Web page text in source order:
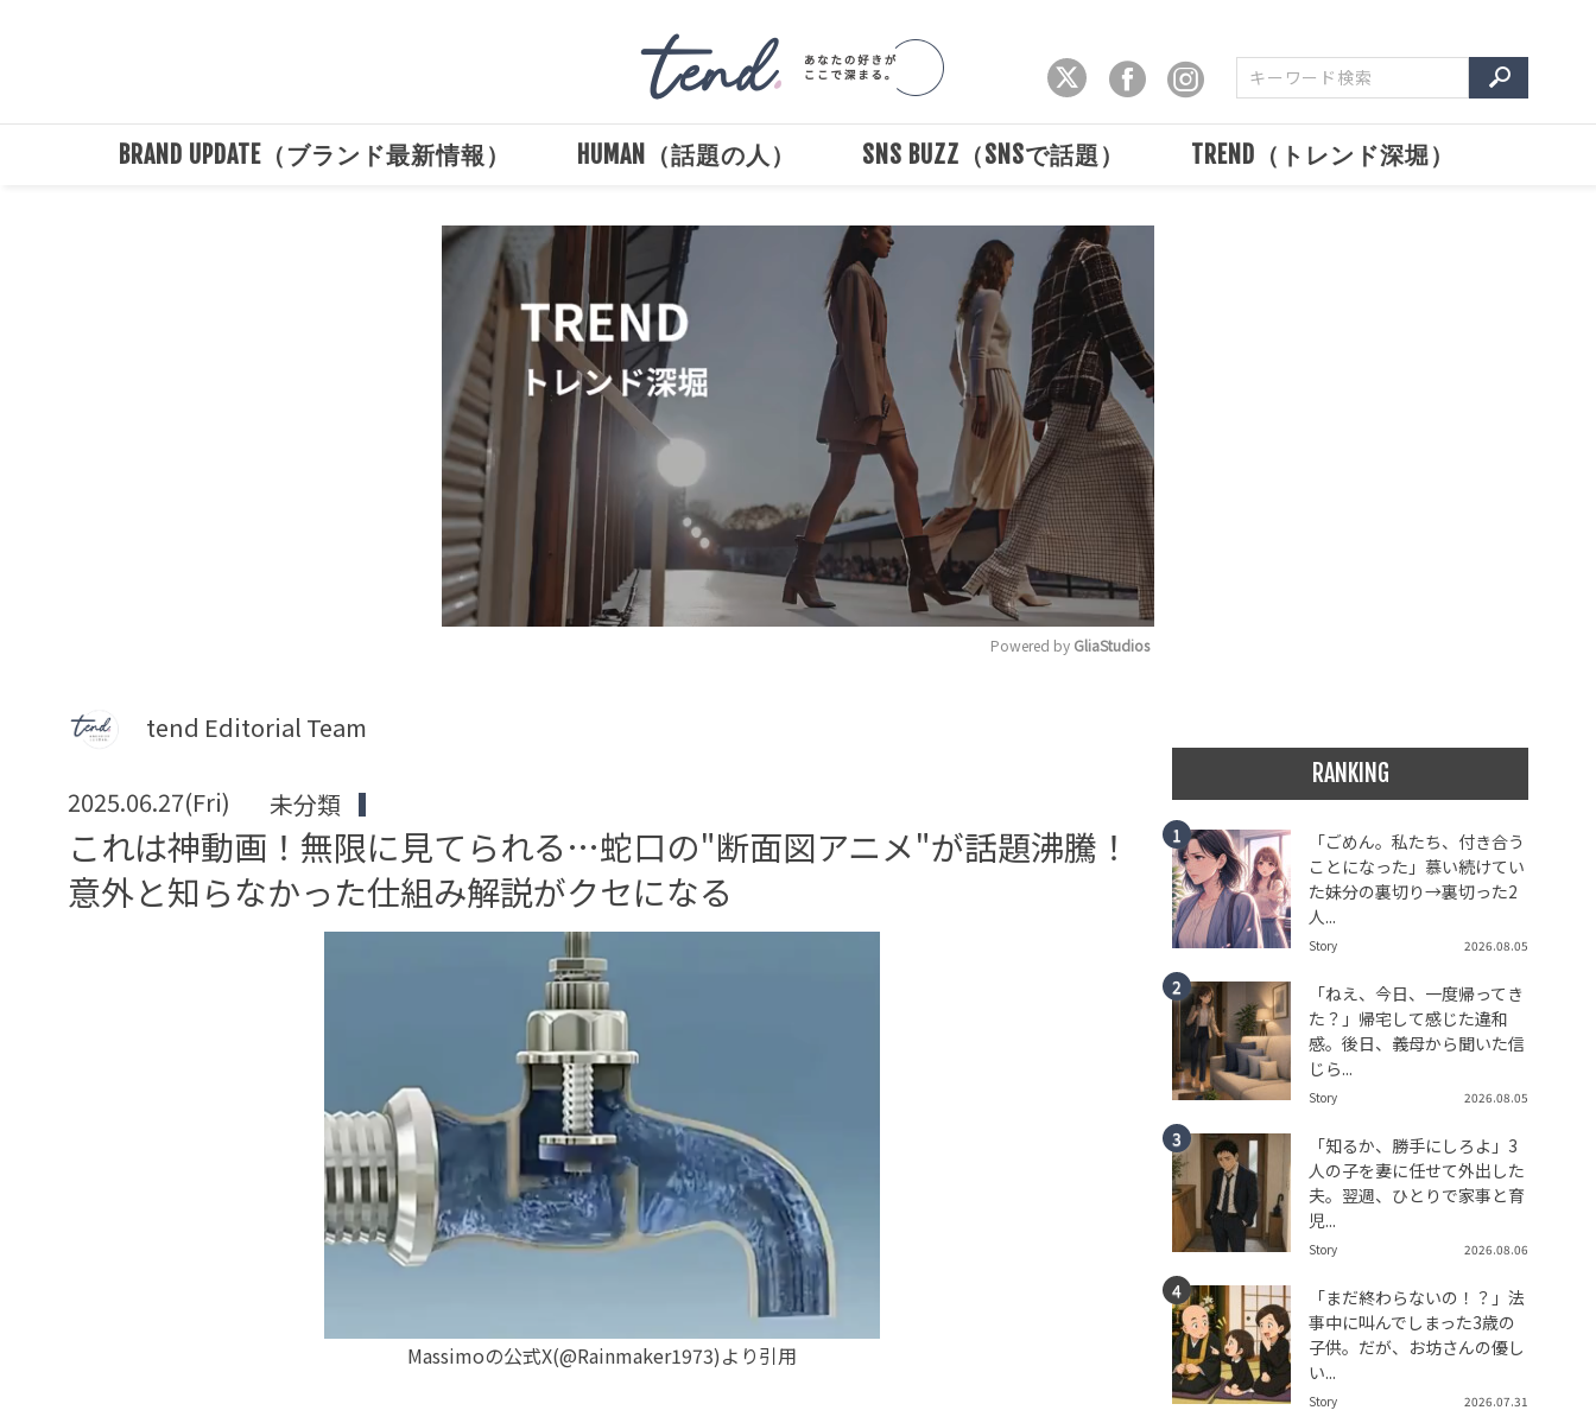
BRAND UPDATE（ブランド最新情報） HUMAN（話題の人） SNS BUZZ（SNSで話題） TREND（トレンド深堀）
Powered by GliaStudios
tend Editorial Team
2025.06.27(Fri) 未分類
これは神動画！無限に見てられる…蛇口の"断面図アニメ"が話題沸騰！
意外と知らなかった仕組み解説がクセになる
Massimoの公式X(@Rainmaker1973)より引用
RANKING
「ごめん。私たち、付き合う
ことになった」慕い続けてい
た妹分の裏切り→裏切った2
人...
Story 2026.08.05
「ねえ、今日、一度帰ってき
た？」帰宅して感じた違和
感。後日、義母から聞いた信
じら...
Story 2026.08.05
「知るか、勝手にしろよ」3
人の子を妻に任せて外出した
夫。翌週、ひとりで家事と育
児...
Story 2026.08.06
「まだ終わらないの！？」法
事中に叫んでしまった3歳の
子供。だが、お坊さんの優し
い...
Story 2026.07.31